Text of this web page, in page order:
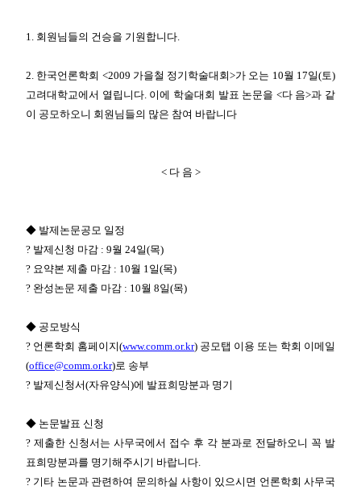
1. 회원님들의 건승을 기원합니다.
2. 한국언론학회 <2009 가을철 정기학술대회>가 오는 10월 17일(토)
고려대학교에서 열립니다. 이에 학술대회 발표 논문을 <다 음>과 같
이 공모하오니 회원님들의 많은 참여 바랍니다
< 다 음 >
◆ 발제논문공모 일정
? 발제신청 마감 : 9월 24일(목)
? 요약본 제출 마감 : 10월 1일(목)
? 완성논문 제출 마감 : 10월 8일(목)
◆ 공모방식
? 언론학회 홈페이지(www.comm.or.kr) 공모탭 이용 또는 학회 이메일
(office@comm.or.kr)로 송부
? 발제신청서(자유양식)에 발표희망분과 명기
◆ 논문발표 신청
? 제출한 신청서는 사무국에서 접수 후 각 분과로 전달하오니 꼭 발
표희망분과를 명기해주시기 바랍니다.
? 기타 논문과 관련하여 문의하실 사항이 있으시면 언론학회 사무국